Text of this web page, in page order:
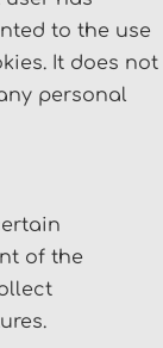
to the use
It does not
personal
of the